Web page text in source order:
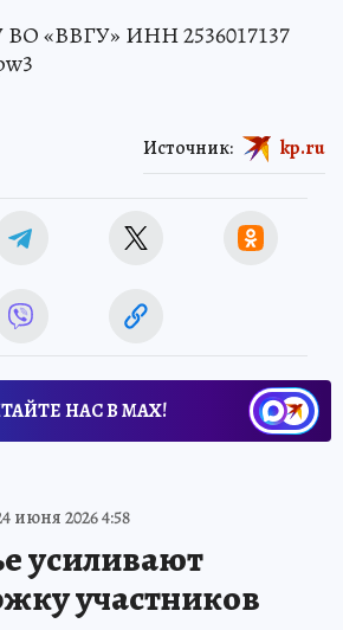
«ВВГУ» ИНН 2536017137
Источник: kp.ru
НАС В МАХ!
июня 2026 4:58
усиливают
участников